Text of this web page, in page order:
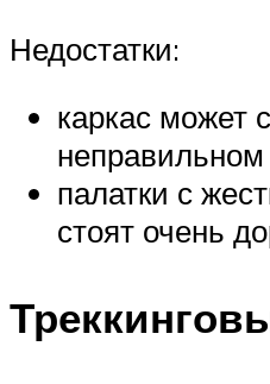
Недостатки:
каркас может
палатки с
стоят очень